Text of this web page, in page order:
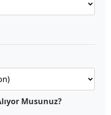
Musunuz?